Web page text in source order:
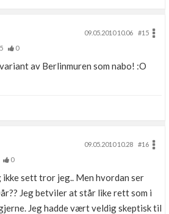
09.05.2010 10.06
#15
0
av Berlinmuren som nabo! :O
09.05.2010 10.28
#16
0
ikke sett tror jeg.. Men hvordan ser
Jeg betviler at står like rett som i
Jeg hadde vært veldig skeptisk til